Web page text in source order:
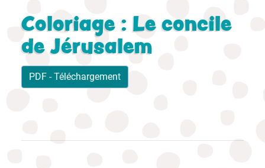
Aventures
Coloriage : Le concile
de Jérusalem
PDF - Téléchargement